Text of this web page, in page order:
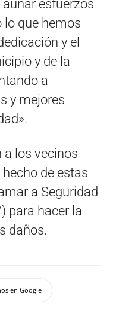
esfuerzos
lo que hemos
y el
y de la
a
y mejores
a los vecinos
de estas
a Seguridad
para hacer la
daños.
en Google